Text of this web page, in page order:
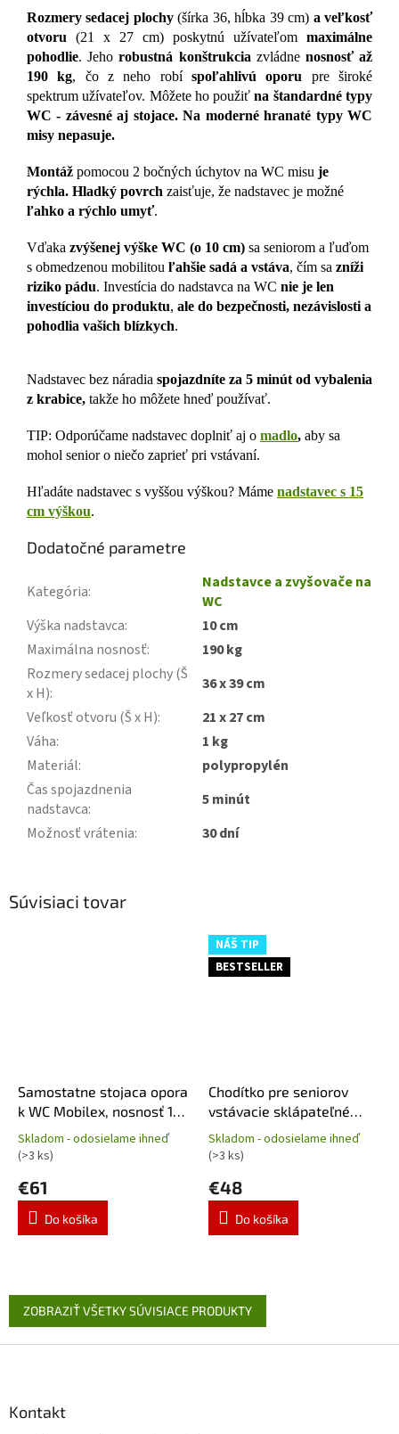
Súvisiaci tovar
Samostatne stojaca opora
k WC Mobilex, nosnosť 150
kg
Priemerné
hodnotenie
produktu
je
4,4
z
Skladom - odosielame ihneď
(>3 ks)
€61
Do košíka
NÁŠ TIP
BESTSELLER
Chodítko pre seniorov
vstávacie sklápateľné
Mobilex
Priemerné
hodnotenie
produktu
je
4,9
z
Skladom - odosielame ihneď
(>3 ks)
€48
Do košíka
ZOBRAZIŤ VŠETKY SÚVISIACE PRODUKTY
Rozmery sedacej plochy(šírka 36, hĺbka 39 cm) a veľkosť
otvoru (21 x 27 cm) poskytnú užívateľom maximálne
pohodlie. Jehorobustná konštrukcia zvládne nosnosť až
190 kg, čo z neho robíspoľahlivú oporu pre široké
spektrum užívateľov. Môžete ho použiťna štandardné typy
WC - závesné aj stojace. Na moderné hranaté typy WC
misy nepasuje.
Montáž pomocou 2 bočných úchytov na WC misu je
rýchla. Hladký povrch zaisťuje, že nadstavec je možné
ľahko a rýchlo umyť.
Vďaka zvýšenej výške WC (o 10 cm) sa seniorom a ľuďom
s obmedzenou mobilitou ľahšie sadá a vstáva, čím sa zníži
riziko pádu. Investícia do nadstavca na WC nie je len
investíciou do produktu, ale do bezpečnosti, nezávislosti a
pohodlia vašich blízkych.
Nadstavec bez náradia spojazdníte za 5 minút od vybalenia
z krabice, takže ho môžete hneď používať.
TIP: Odporúčame nadstavec doplniť aj o madlo, aby sa
mohol senior o niečo zaprieť pri vstávaní.
Hľadáte nadstavec s vyššou výškou? Máme nadstavec s 15
cm výškou.
Dodatočné parametre
Kategória:
Nadstavce a zvyšovače na
WC
Výška nadstavca:
10 cm
Maximálna nosnosť:
190 kg
Rozmery sedacej plochy (Š
x H):
36 x 39 cm
Veľkosť otvoru (Š x H):
21 x 27 cm
Váha:
1 kg
Materiál:
polypropylén
Čas spojazdnenia
nadstavca:
5 minút
Možnosť vrátenia: 30 dní
Kontakt